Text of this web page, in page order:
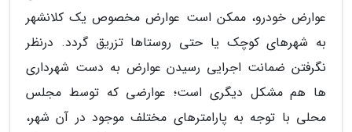
عوارض خودرو، ممکن است عوارض مخصوص یک کلانشهر
به شهرهای کوچک یا حتی روستاها تزریق گردد. درنظر
نگرفتن ضمانت اجرایی رسیدن عوارض به دست شهرداری
ها هم مشکل دیگری است؛ عوارضی که توسط مجلس
محلی با توجه به پارامترهای مختلف موجود در آن شهر،